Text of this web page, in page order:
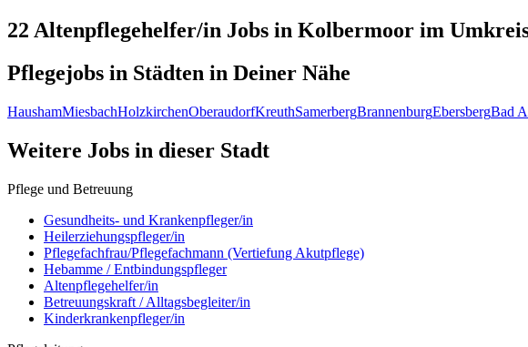
22 Altenpflegehelfer/in Jobs in Kolbermoor im
Pflegejobs in Städten in Deiner Nähe
HaushamMiesbachHolzkirchenOberaudorfKreuthSamerbergBrannenburgEbersbergBad
Weitere Jobs in dieser Stadt
Pflege und Betreuung
Gesundheits- und Krankenpfleger/in
Heilerziehungspfleger/in
Pflegefachfrau/Pflegefachmann (Vertiefung Akutpflege)
Hebamme / Entbindungspfleger
Altenpflegehelfer/in
Betreuungskraft / Alltagsbegleiter/in
Kinderkrankenpfleger/in